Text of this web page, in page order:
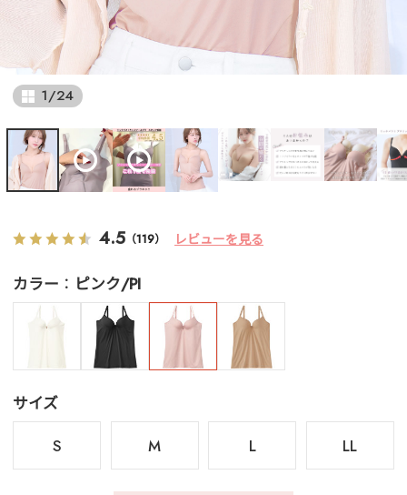
1/24
4.5 （119） レビューを見る
カラー ピンク/PI
サイズ
S
M L LL